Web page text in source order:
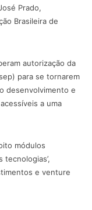
Prado,
Brasileira de
autorização da
para se tornarem
desenvolvimento e
a uma
módulos
tecnologias’,
e venture